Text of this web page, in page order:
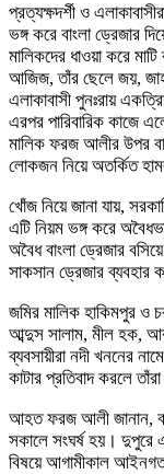
প্রত্যক্ষদর্শী ও
ভঙ্গ করে বাংলা ড্রেজার
মালিকদের ধাওয়া করে
আজিজ, তাঁর ছেলে জয়,
এলাকাবাসী পুনঃরায়
এরপর পারিবারিক কাজে
মালিক ফরজ আলীর উপর
লোকজন নিয়ে অতর্কিত
খোঁজ নিয়ে জানা যায়,
এটি নিয়ম ভঙ্গ করে
অবৈধ বাংলা ড্রেজার
সাকসান ড্রেজার ব্যবহার
জমির মালিক হাকিমপুর ও
আব্দুস সালাম, মীল হক,
ব্যবসায়ীরা নদী খননের
কাটার প্রতিবাদ করলে
আহত ফরজ আলী জানান,
সকালে সংঘর্ষ হয়। দুপুরে
বিষয়ে আগামীকাল